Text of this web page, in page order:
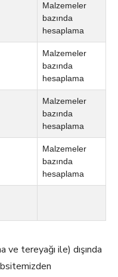
Malzemeler
bazında
hesaplama
Malzemeler
bazında
hesaplama
Malzemeler
bazında
hesaplama
Malzemeler
bazında
hesaplama
ve tereyağı ile) dışında